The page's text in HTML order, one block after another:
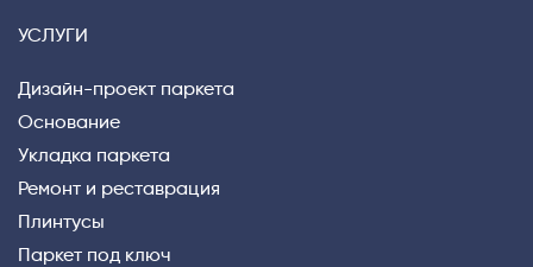
УСЛУГИ
Дизайн-проект паркета
Основание
Укладка паркета
Ремонт и реставрация
Плинтусы
Паркет под ключ